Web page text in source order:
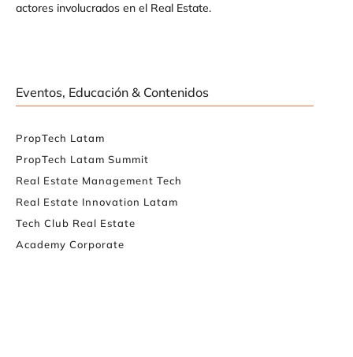
actores involucrados en el Real Estate.
Eventos, Educación & Contenidos
PropTech Latam
PropTech Latam Summit
Real Estate Management Tech
Real Estate Innovation Latam
Tech Club Real Estate
Academy Corporate